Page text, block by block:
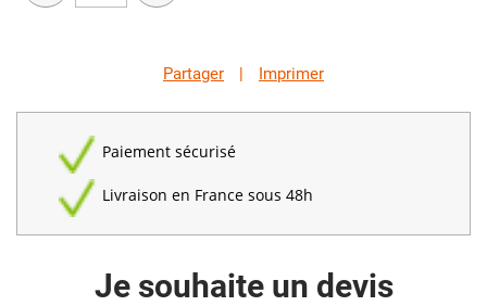
Partager | Imprimer
Paiement sécurisé
Livraison en France sous 48h
Je souhaite un devis